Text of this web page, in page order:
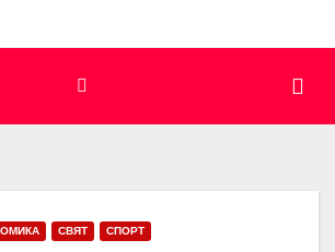
СВЯТ СПОРТ